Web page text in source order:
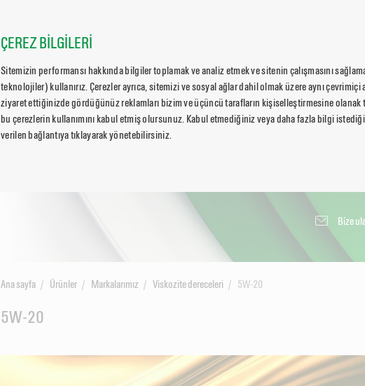
ÇEREZ BİLGİLERİ
Sitemizin performansı hakkında bilgiler toplamak ve analiz etmek ve sitenin çalışmasını
teknolojiler) kullanırız. Çerezler ayrıca, sitemizi ve sosyal ağlar dahil olmak üzere aynı
ziyaret ettiğinizde gördüğünüz reklamları bizim ve üçüncü tarafların kişiselleştirmesine olanak
bu çerezlerin kullanımını kabul etmiş olursunuz. Kabul etmediğiniz veya daha fazla bilgi
verilen bağlantıya tıklayarak yönetebilirsiniz.
Bi̇ze
Ana sayfa Ürünler Markalarımız Viskozite dereceleri 5W-20
5W-20